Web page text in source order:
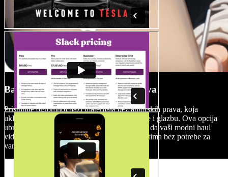
Baza materijala bez autorskih prava
Pristupite ogromnoj bazi materijala bez autorskih prava, koja
uključuje visokokvalitetne video isječke, slike i glazbu. Ova opcija
ubrzava proces stvaranja sadržaja i osigurava da vaši modni haul
videi budu obogaćeni profesionalnim elementima bez potrebe za
vanjskim i zaštićenim izvorima.